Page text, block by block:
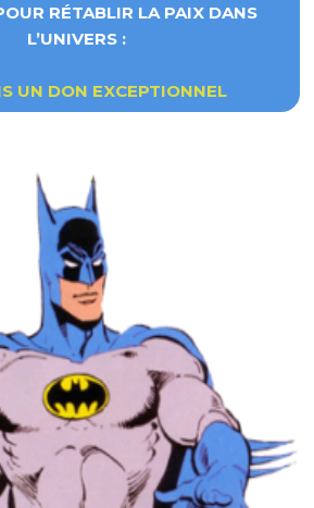
RÉTABLIR LA PAIX DANS
L’UNIVERS :
UN DON EXCEPTIONNEL